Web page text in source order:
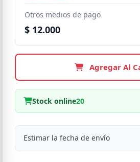
Otros medios de pago
$ 12.000
Agregar Al
Stock online20
Estimar la fecha de envío
Despacho a domicilio